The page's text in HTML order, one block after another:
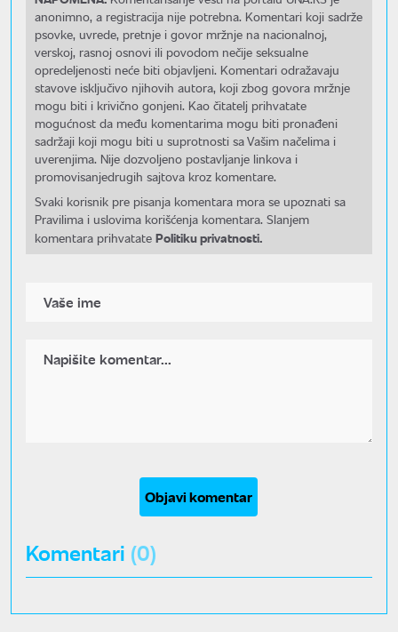
anonimno, a registracija nije potrebna. Komentari koji sadrže
psovke, uvrede, pretnje i govor mržnje na nacionalnoj,
verskoj, rasnoj osnovi ili povodom nečije seksualne
opredeljenosti neće biti objavljeni. Komentari odražavaju
stavove isključivo njihovih autora, koji zbog govora mržnje
mogu biti i krivično gonjeni. Kao čitatelj prihvatate
mogućnost da među komentarima mogu biti pronađeni
sadržaji koji mogu biti u suprotnosti sa Vašim načelima i
uverenjima. Nije dozvoljeno postavljanje linkova i
promovisanjedrugih sajtova kroz komentare.
Svaki korisnik pre pisanja komentara mora se upoznati sa
Pravilima i uslovima korišćenja komentara. Slanjem
komentara prihvatate Politiku privatnosti.
Objavi komentar
Komentari (0)